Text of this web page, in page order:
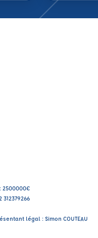
fenêtre)fenêtre)
2500000€
légal : Simon COUTEAU